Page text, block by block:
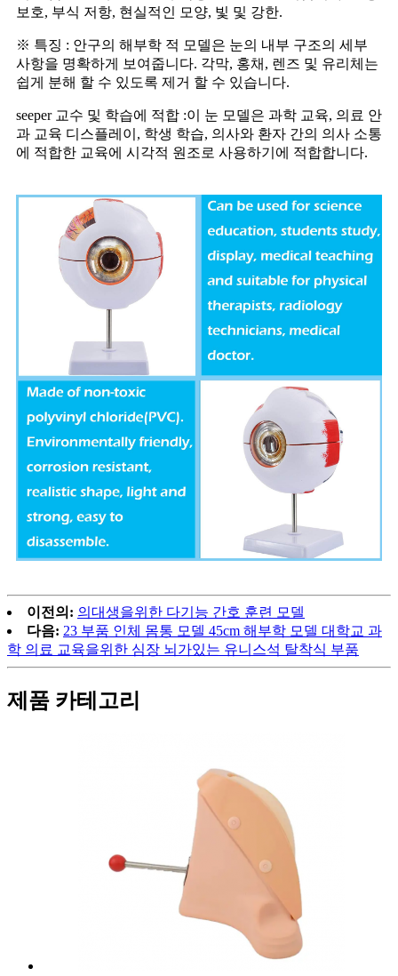
보호, 부식 저항, 현실적인 모양, 빛 및 강한.
※ 특징 : 안구의 해부학 적 모델은 눈의 내부 구조의 세부
사항을 명확하게 보여줍니다. 각막, 홍채, 렌즈 및 유리체는
쉽게 분해 할 수 있도록 제거 할 수 있습니다.
seeper 교수 및 학습에 적합 :이 눈 모델은 과학 교육, 의료 안
과 교육 디스플레이, 학생 학습, 의사와 환자 간의 의사 소통
에 적합한 교육에 시각적 원조로 사용하기에 적합합니다.
이전의: 의대생을위한 다기능 간호 훈련 모델
다음: 23 부품 인체 몸통 모델 45cm 해부학 모델 대학교 과
학 의료 교육을위한 심장 뇌가있는 유니스석 탈착식 부품
제품 카테고리